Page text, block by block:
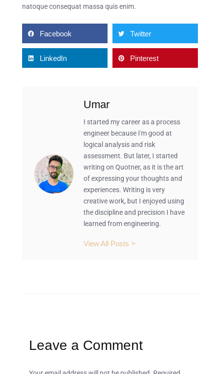
natoque consequat massa quis enim.
Facebook Twitter
LinkedIn Pinterest
Umar
I started my career as a process
engineer because I'm good at
logical analysis and risk
assessment. But later, I started
writing on Quotner, as it is the art
of expressing your thoughts and
experiences. Writing is very
creative work, but I enjoyed using
the discipline and precision I have
learned from engineering.
View All Posts >
Leave a Comment